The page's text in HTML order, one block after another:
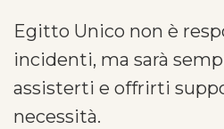
Egitto Unico non è
incidenti, ma sarà
assisterti e offrirti
necessità.